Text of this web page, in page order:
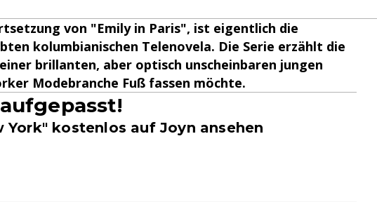
von "Emily in Paris", ist eigentlich die
kolumbianischen Telenovela. Die Serie erzählt die
brillanten, aber optisch unscheinbaren jungen
Modebranche Fuß fassen möchte.
kostenlos auf Joyn ansehen